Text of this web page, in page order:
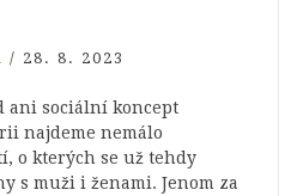
/ 28. 8. 2023
ani sociální koncept
najdeme nemálo
o kterých se už tehdy
s muži i ženami. Jenom za